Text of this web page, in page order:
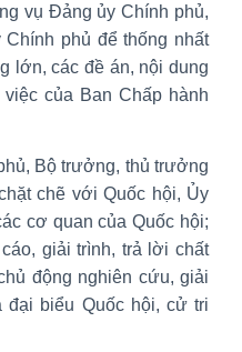
vụ Đảng ủy Chính phủ,
phủ để thống nhất
lớn, các đề án, nội dung
của Ban Chấp hành
Bộ trưởng, thủ trưởng
chẽ với Quốc hội, Ủy
cơ quan của Quốc hội;
giải trình, trả lời chất
động nghiên cứu, giải
đại biểu Quốc hội, cử tri